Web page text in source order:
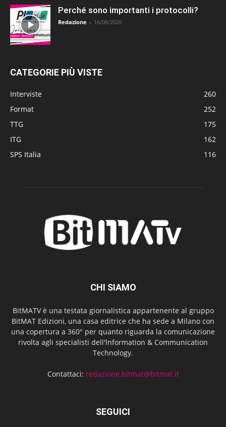
Perché sono importanti i protocolli?
Redazione - 16/06/2026
CATEGORIE PIÙ VISTE
Interviste
260
Format
252
TTG
175
ITG
162
SPS Italia
116
CHI SIAMO
BitMATV è una testata giornalistica appartenente al gruppo
BitMAT Edizioni, una casa editrice che ha sede a Milano con
una copertura a 360° per quanto riguarda la comunicazione
rivolta agli specialisti dell'lnformation & Communication
Technology.
Contattaci: redazione.bitmat@bitmat.it
SEGUICI